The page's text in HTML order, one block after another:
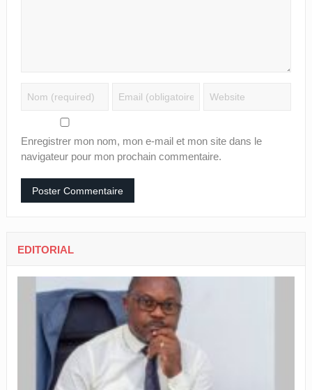
Enregistrer mon nom, mon e-mail et mon site dans le
navigateur pour mon prochain commentaire.
EDITORIAL